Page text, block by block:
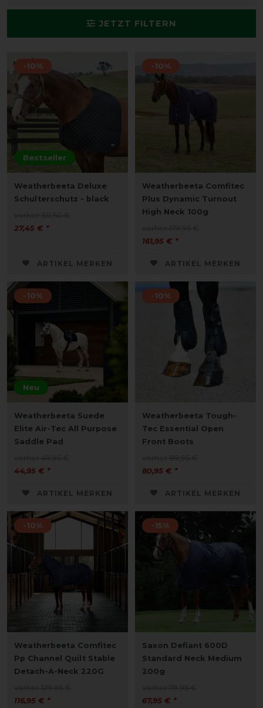
JETZT FILTERN
Bestseller
-10%
Weatherbeeta Deluxe
Schulterschutz - black
27,45 € *
ARTIKEL MERKEN
-10%
Weatherbeeta Comfitec
Plus Dynamic Turnout
High Neck 100g
161,95 € *
ARTIKEL MERKEN
Neu
-10%
Weatherbeeta Suede
Elite Air-Tec All Purpose
Saddle Pad
44,95 € *
ARTIKEL MERKEN
-10%
Weatherbeeta Tough-
Tec Essential Open
Front Boots
80,95 € *
ARTIKEL MERKEN
-10%
Weatherbeeta Comfitec
Pp Channel Quilt Stable
Detach-A-Neck 220G
116,95 € *
-15%
Saxon Defiant 600D
Standard Neck Medium
200g
67,95 € *